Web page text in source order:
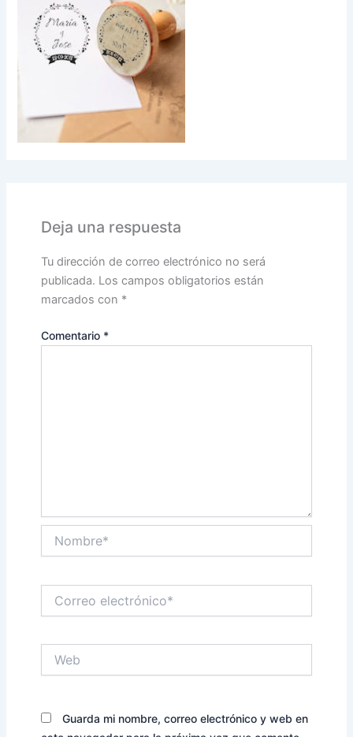
Deja una respuesta
Tu dirección de correo electrónico no será
publicada. Los campos obligatorios están
marcados con *
Comentario *
electrónico*
Guarda mi nombre, correo electrónico y web en